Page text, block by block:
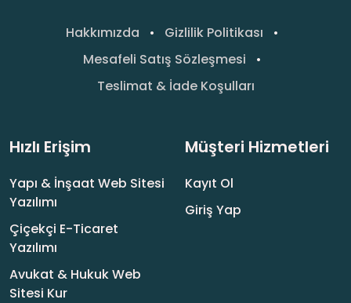
Hakkımızda • Gizlilik Politikası
•
Mesafeli Satış Sözleşmesi
•
Teslimat & İade Koşulları
Hızlı Erişim
Yapı & İnşaat Web Sitesi
Yazılımı
Çiçekçi E-Ticaret
Yazılımı
Avukat & Hukuk Web
Sitesi Kur
Müşteri Hizmetleri
Kayıt Ol
Giriş Yap